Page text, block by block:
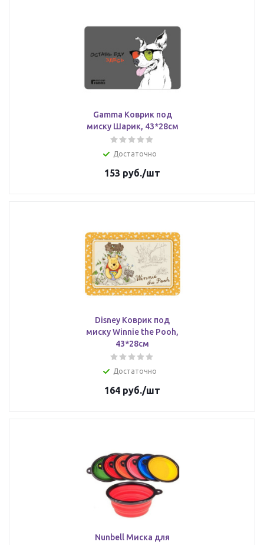
Gamma Коврик под
миску Шарик, 43*28см
Достаточно
153 руб./шт
Disney Коврик под
миску Winnie the Pooh,
43*28см
Достаточно
164 руб./шт
Nunbell Миска для